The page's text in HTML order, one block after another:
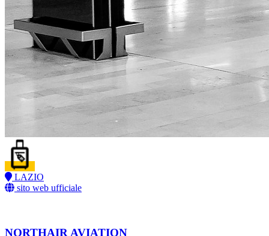
LAZIO
sito web ufficiale
NORTHAIR AVIATION